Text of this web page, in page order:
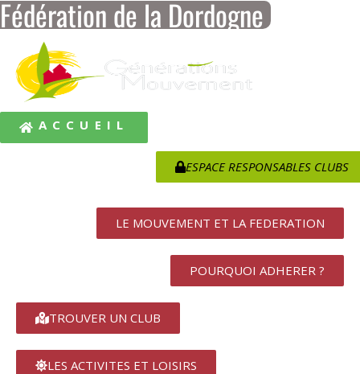
Fédération de la Dordogne
ACCUEIL
ESPACE RESPONSABLES CLUBS
LE MOUVEMENT ET LA FEDERATION
POURQUOI ADHERER ?
TROUVER UN CLUB
LES ACTIVITES ET LOISIRS